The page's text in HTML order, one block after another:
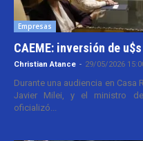
Empresas
CAEME: inversión de
Christian Atance - 29/05/2026
Durante una audiencia en Casa
Javier Milei, y el ministro
oficializó...